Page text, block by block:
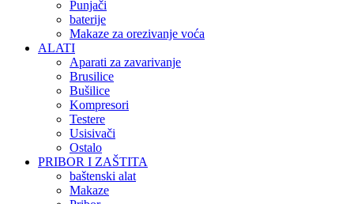
Punjači
baterije
Makaze za orezivanje voća
ALATI
Aparati za zavarivanje
Brusilice
Bušilice
Kompresori
Testere
Usisivači
Ostalo
PRIBOR I ZAŠTITA
baštenski alat
Makaze